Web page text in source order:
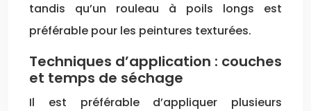
tandis qu’un rouleau à poils longs est
préférable pour les peintures texturées.
Techniques d’application : couches
et temps de séchage
Il est préférable d’appliquer plusieurs